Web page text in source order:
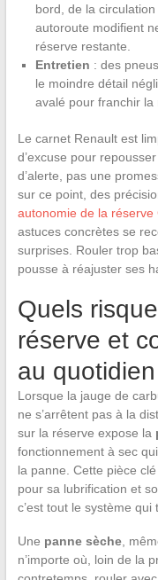
bord, de la
autoroute modifient
réserve restante.
Entretien : des
le moindre détail
avalé pour franchir la
Le carnet Renault est
d’excuse pour
d’alerte, pas une
sur ce point, des
autonomie de la réserve
astuces concrètes se
surprises. Rouler trop
pousse à réajuster ses
Quels
réserve et
au
Lorsque la jauge de
ne s’arrêtent pas à la
sur la réserve expose la
fonctionnement à sec
la panne. Cette pièce
pour sa lubrification et
c’est tout le système qui
Une panne sèche,
n’importe où, loin de la